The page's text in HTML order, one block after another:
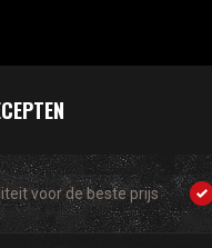
voor de beste prijs